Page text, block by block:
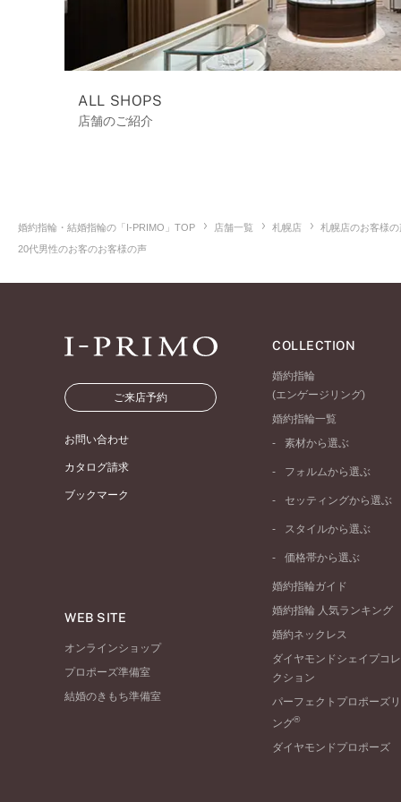
ALL SHOPS
店舗のご紹介
婚約指輪・結婚指輪の「I-PRIMO」TOP 店舗一覧 札幌店
札幌店のお客様
20代男性のお客のお客様の声
ご来店予約
お問い合わせ
カタログ請求
ブックマーク
WEB SITE
オンラインショップ
プロポーズ準備室
結婚のきもち準備室
COLLECTION
婚約指輪
(エンゲージリング)
婚約指輪一覧
素材から選ぶ
プラチナ
ピンクゴールド
ペールブラウンゴール
フォルムから選ぶ
ストレートライン
V字ライン
セッティングから選ぶ
ソリテール
ダブルサイドメレ
ラインメレ
スタイルから選ぶ
シンプル
モード
エレガント
ゴージャス
価格帯から選ぶ
50万円台～
20万円台～
10万円台～
婚約指輪ガイド
婚約指輪 人気ランキング
婚約ネックレス
ダイヤモンドシェイプコレ
クション
パーフェクトプロポーズリ
ング®
ダイヤモンドプロポーズ